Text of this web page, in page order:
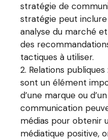
stratégie de
stratégie peut
analyse du marché
des
tactiques à utiliser.
Relations
sont un élément
d’une marque ou
communication
médias pour obtenir
médiatique positive,